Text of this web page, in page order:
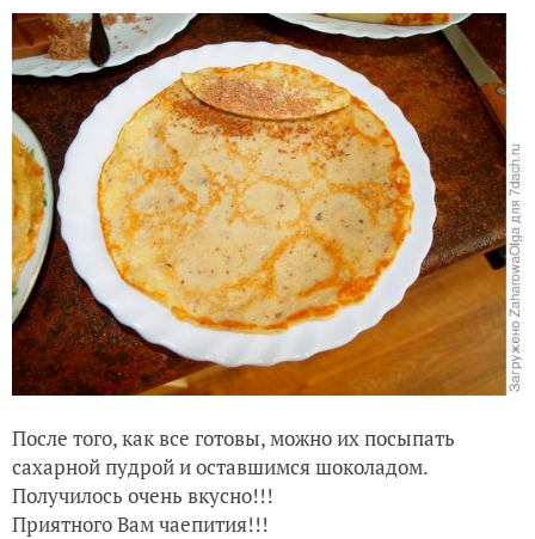
После того, как все готовы, можно их посыпать
сахарной пудрой и оставшимся шоколадом.
Получилось очень вкусно!!!
Приятного Вам чаепития!!!